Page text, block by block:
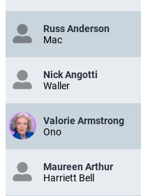
Russ Anderson
Mac
Nick Angotti
Waller
Valorie Armstrong
Ono
Maureen Arthur
Harriett Bell